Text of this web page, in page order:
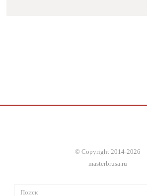
© Copyright 2014-2026
masterbrusa.ru